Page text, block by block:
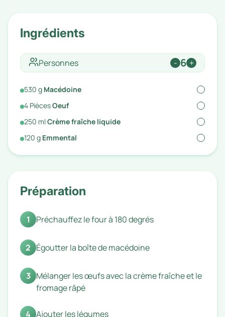
Ingrédients
Personnes - 6 +
530 g Macédoine
4 PiècesOeuf
250 mlCrème fraîche liquide
120 g Emmental
Préparation
1 Préchauffez le four à 180 degrés
2 Égoutter la boîte de macédoine
3 Mélanger les œufs avec la crème fraîche et le
fromage râpé
4 Ajouter les légumes